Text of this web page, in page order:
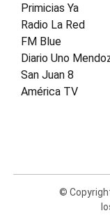
Primicias Ya
Radio La Red
FM Blue
Diario Uno
San Juan 8
América TV
©